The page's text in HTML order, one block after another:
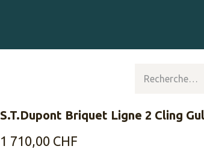
S.T.Dupont Briquet Ligne 2 Cling
1 710,00 CHF